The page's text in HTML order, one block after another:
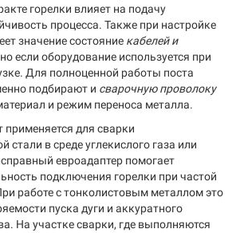
горелки влияет на подачу
процесса. Также при настройке
значение состояние кабелей и
если оборудование используется при
Для полноценной работы поста
подбирают и сварочную проволоку
и режим переноса металла.
применяется для сварки
стали в среде углекислого газа или
евроадаптер помогает
подключения горелки при частой
работе с тонколистовым металлом это
пуска дуги и аккуратного
На участке сварки, где выполняются